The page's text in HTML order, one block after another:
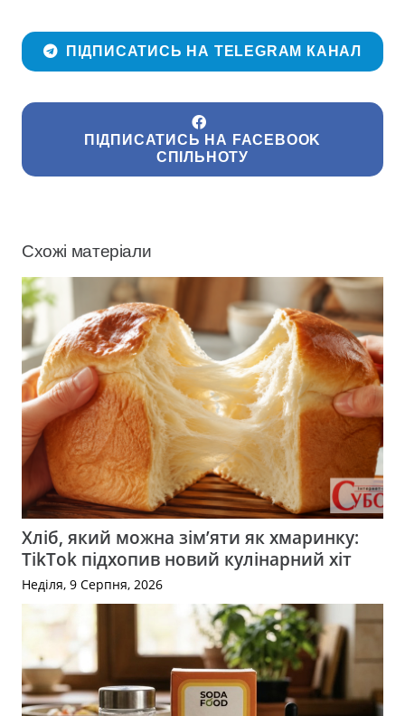
ПІДПИСАТИСЬ НА TELEGRAM КАНАЛ
ПІДПИСАТИСЬ НА FACEBOOK
СПІЛЬНОТУ
Схожі матеріали
Хліб, який можна зім’яти як хмаринку:
TikTok підхопив новий кулінарний хіт
Неділя, 9 Серпня, 2026